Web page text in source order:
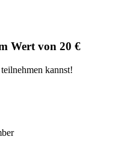
Wert von 20 €
kannst!